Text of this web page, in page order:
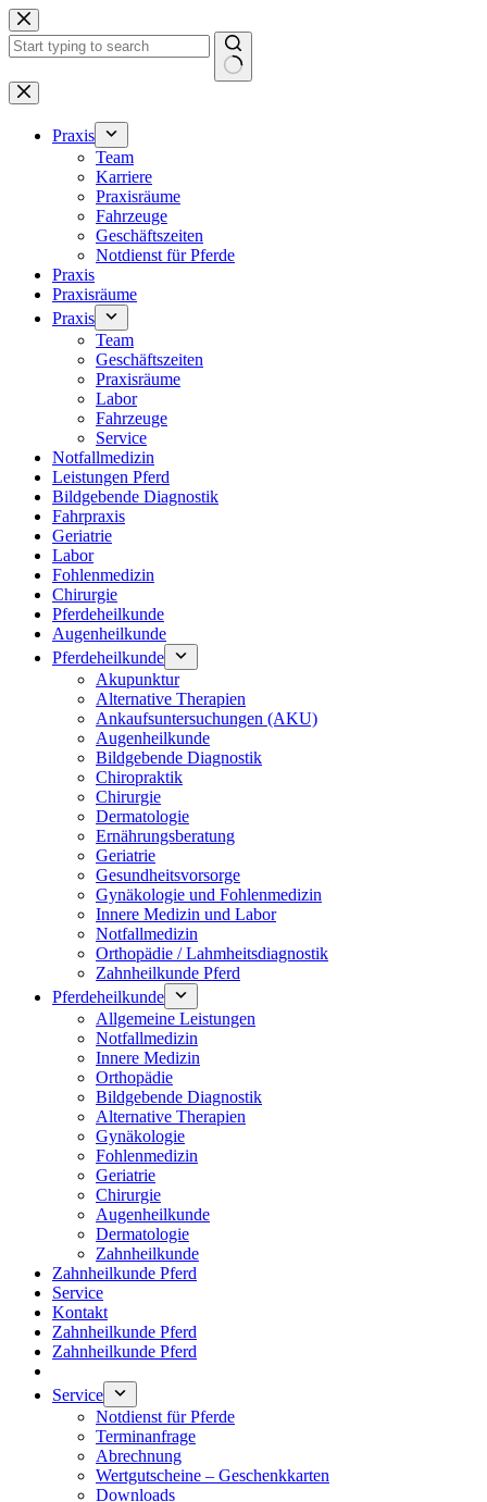
Zum
Inhalt
springen
Keine
Ergebnisse
Praxis
Team
Karriere
Praxisräume
Fahrzeuge
Geschäftszeiten
Notdienst für Pferde
Praxis
Praxisräume
Praxis
Team
Geschäftszeiten
Praxisräume
Labor
Fahrzeuge
Service
Notfallmedizin
Leistungen Pferd
Bildgebende Diagnostik
Fahrpraxis
Geriatrie
Labor
Fohlenmedizin
Chirurgie
Pferdeheilkunde
Augenheilkunde
Pferdeheilkunde
Akupunktur
Alternative Therapien
Ankaufsuntersuchungen (AKU)
Augenheilkunde
Bildgebende Diagnostik
Chiropraktik
Chirurgie
Dermatologie
Ernährungsberatung
Geriatrie
Gesundheitsvorsorge
Gynäkologie und Fohlenmedizin
Innere Medizin und Labor
Notfallmedizin
Orthopädie / Lahmheitsdiagnostik
Zahnheilkunde Pferd
Pferdeheilkunde
Allgemeine Leistungen
Notfallmedizin
Innere Medizin
Orthopädie
Bildgebende Diagnostik
Alternative Therapien
Gynäkologie
Fohlenmedizin
Geriatrie
Chirurgie
Augenheilkunde
Dermatologie
Zahnheilkunde
Zahnheilkunde Pferd
Service
Kontakt
Zahnheilkunde Pferd
Zahnheilkunde Pferd
Service
Notdienst für Pferde
Terminanfrage
Abrechnung
Wertgutscheine – Geschenkkarten
Downloads